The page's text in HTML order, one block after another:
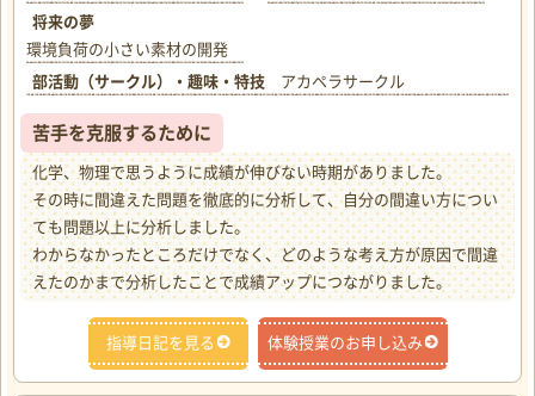
将来の夢
環境負荷の小さい素材の開発
部活動（サークル）・趣味・特技 アカペラサークル
苦手を克服するために
化学、物理で思うように成績が伸びない時期がありました。
その時に間違えた問題を徹底的に分析して、自分の間違い方につい
ても問題以上に分析しました。
わからなかったところだけでなく、どのような考え方が原因で間違
えたのかまで分析したことで成績アップにつながりました。
指導日記を見る 体験授業のお申し込み